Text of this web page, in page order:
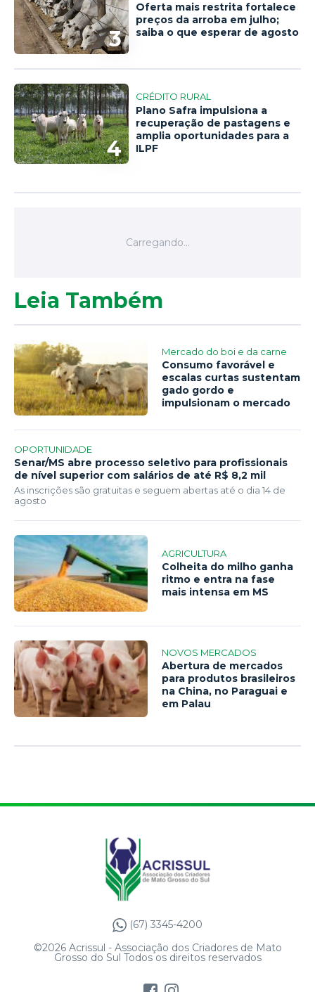
3
Oferta mais restrita fortalece
preços da arroba em julho;
saiba o que esperar de agosto
4
CRÉDITO RURAL
Plano Safra impulsiona a
recuperação de pastagens e
amplia oportunidades para a
ILPF
Leia Também
Mercado do boi e da carne
Consumo favorável e
escalas curtas sustentam
gado gordo e
impulsionam o mercado
OPORTUNIDADE
Senar/MS abre processo seletivo para profissionais
de nível superior com salários de até R$ 8,2 mil
As inscrições são gratuitas e seguem abertas até o dia 14 de
agosto
AGRICULTURA
Colheita do milho ganha
ritmo e entra na fase
mais intensa em MS
NOVOS MERCADOS
Abertura de mercados
para produtos brasileiros
na China, no Paraguai e
em Palau
(67) 3345-4200
©2026 Acrissul - Associação dos Criadores de Mato
Grosso do Sul Todos os direitos reservados